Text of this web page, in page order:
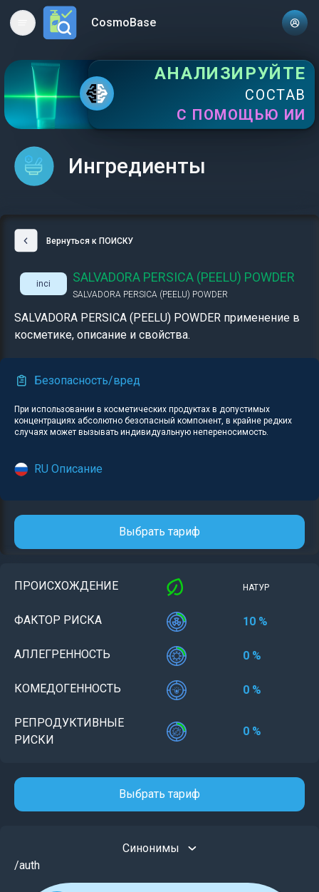
Open main menuCosmoBase
АНАЛИЗИРУЙТЕ
СОСТАВ
С ПОМОЩЬЮ ИИ
Ингредиенты
Вернуться к ПОИСКУ
inci SALVADORA PERSICA (PEELU) POWDER
SALVADORA PERSICA (PEELU) POWDER
SALVADORA PERSICA (PEELU) POWDER применение в
косметике, описание и свойства.
Безопасность/вред
При использовании в косметических продуктах в допустимых
концентрациях абсолютно безопасный компонент, в крайне редких
случаях может вызывать индивидуальную непереносимость.
RU Описание
Выбрать тариф
ПРОИСХОЖДЕНИЕ НАТУР
ФАКТОР РИСКА 10 %
АЛЛЕГРЕННОСТЬ 0 %
КОМЕДОГЕННОСТЬ 0 %
РЕПРОДУКТИВНЫЕ
РИСКИ
0 %
Выбрать тариф
Синонимы
/auth